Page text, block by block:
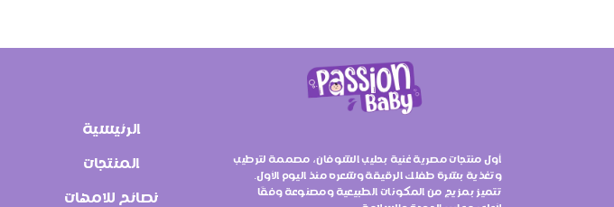
أول منتجات مصرية غنية بحليب الشوفان، مصممة لترطيب
وتغذية بشرة طفلك الرقيقة وشعره منذ اليوم الأول.
تتميز بمزيج من المكونات الطبيعية ومصنوعة وفقًا
الرئيسية
المنتجات
نصائح للامهات